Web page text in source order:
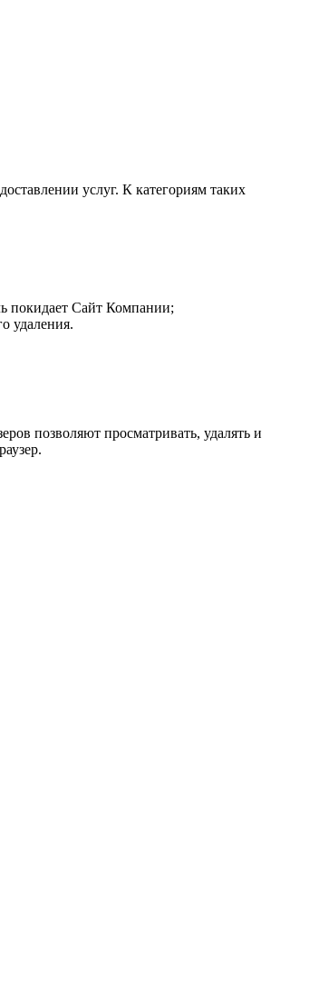
услуг. К категориям таких
покидает Сайт Компании;
удаления.
позволяют просматривать, удалять и